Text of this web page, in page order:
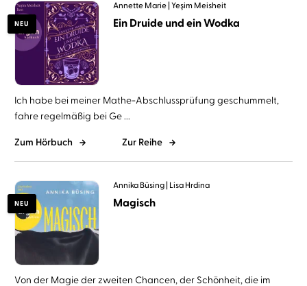
NEU
Annette Marie Yeşim Meisheit
Ein Druide und ein Wodka
Ich habe bei meiner Mathe-Abschlussprüfung geschummelt,
fahre regelmäßig bei Ge ...
Zum Hörbuch Zur Reihe
NEU
Annika Büsing Lisa Hrdina
Magisch
Von der Magie der zweiten Chancen, der Schönheit, die im